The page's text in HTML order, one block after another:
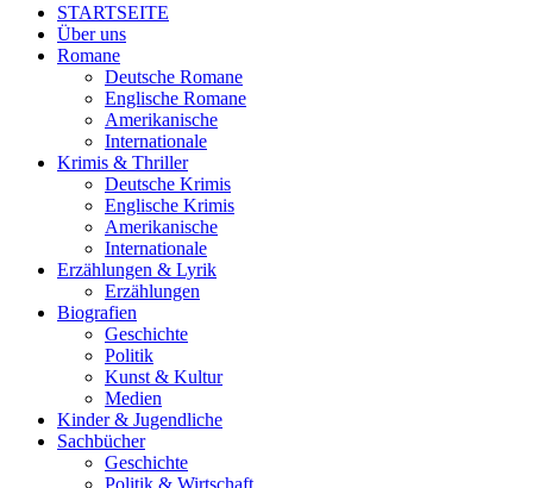
STARTSEITE
Über uns
Romane
Deutsche Romane
Englische Romane
Amerikanische
Internationale
Krimis & Thriller
Deutsche Krimis
Englische Krimis
Amerikanische
Internationale
Erzählungen & Lyrik
Erzählungen
Biografien
Geschichte
Politik
Kunst & Kultur
Medien
Kinder & Jugendliche
Sachbücher
Geschichte